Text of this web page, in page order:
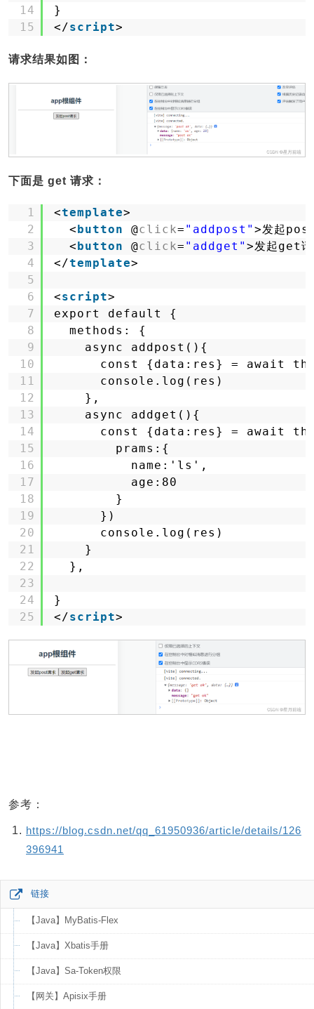
14
15
}
</script>
请求结果如图：
下面是 get 请求：
1
2
3
4
5
6
7
8
9
10
11
12
13
14
15
16
17
18
19
20
21
22
23
24
25
<template>
<button @click= "addpost" >发起
<button @click= "addget" >发起get
</template>
<script>
export default {
methods: {
async addpost(){
const {data:res} = await
console.log(res)
},
async addget(){
const {data:res} = await
prams:{
name:'ls',
age:80
}
})
console.log(res)
}
},
}
</script>
参考：
https://blog.csdn.net/qq_61950936/article/details/126
396941
链接
【Java】MyBatis-Flex
【Java】Xbatis手册
【Java】Sa-Token权限
【网关】Apisix手册